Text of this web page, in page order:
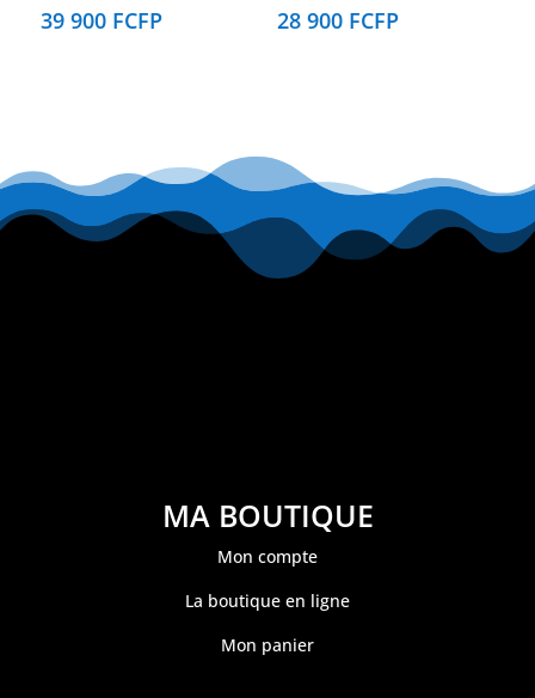
39 900 FCFP 28 900 FCFP
MA BOUTIQUE
Mon compte
La boutique en ligne
Mon panier